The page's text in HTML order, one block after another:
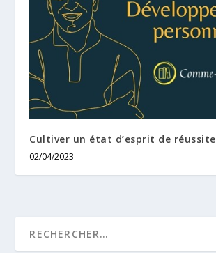
Cultiver un état d’esprit de réussite
02/04/2023